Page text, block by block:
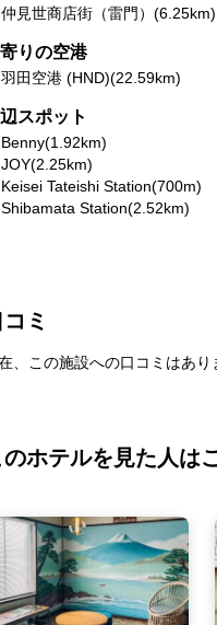
仲見世商店街（雷門）(6.25km)
りの空港
羽田空港 (HND)(22.59km)
スポット
Benny(1.92km)
JOY(2.25km)
Keisei Tateishi Station(700m)
Shibamata Station(2.52km)
ミ
、この施設への口コミはあり
のホテルを見た人は